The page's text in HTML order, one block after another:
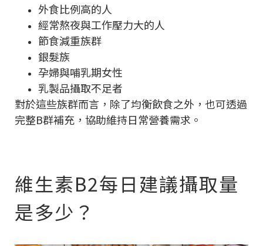
外食比例高的人
經常熬夜與工作壓力大的人
節食減重族群
銀髮族
孕婦與哺乳期女性
乳製品攝取不足者
對於這些族群而言，除了均衡飲食之外，也可透過
完整B群補充，協助維持日常營養需求。
維生素B2每日建議攝取量
是多少？